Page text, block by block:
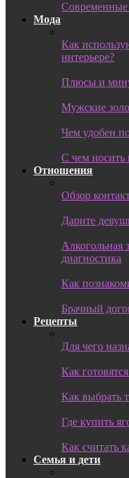
Современные
Мода
Как
интерьере?
Плюсы и
Мужские
Чем удобен
С чем носить
Отношения
Обзор
Дарите
Алкогольная
диагностика
Как
Брачный
Рецепты
Для чего
Как
Как выбрать
Где купить
Как считать
Семья и дети